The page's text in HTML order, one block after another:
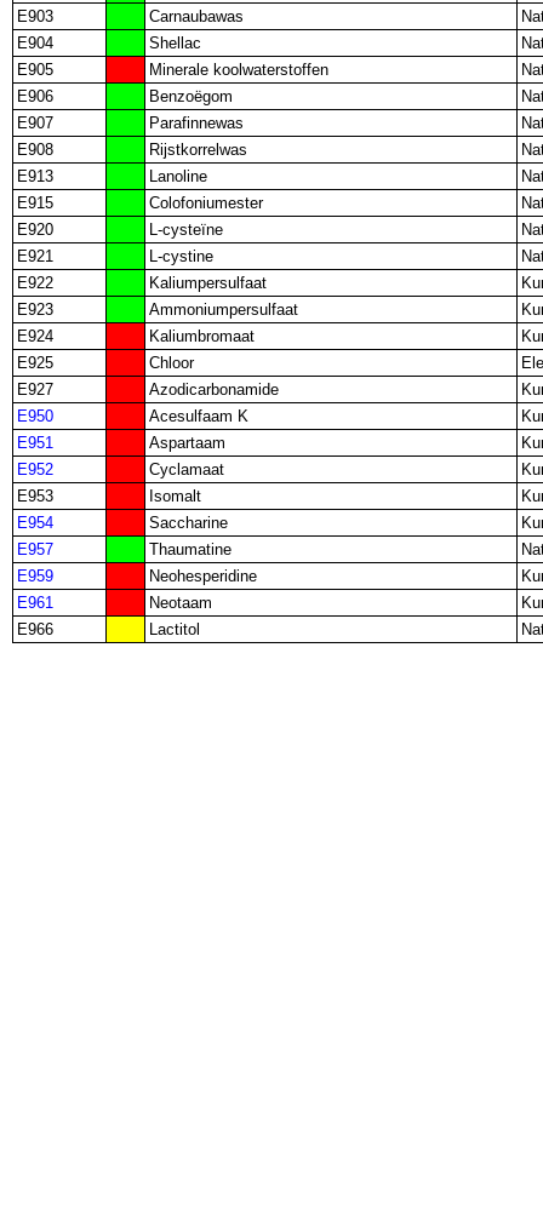
E903
Carnaubawas
E904
Shellac
E905
Minerale koolwaterstoffen
E906
Benzoëgom
E907
Parafinnewas
E908
Rijstkorrelwas
E913
Lanoline
E915
Colofoniumester
E920
L-cysteïne
E921
L-cystine
E922
Kaliumpersulfaat
E923
Ammoniumpersulfaat
E924
Kaliumbromaat
E925
Chloor
E927
Azodicarbonamide
E950
Acesulfaam K
E951
Aspartaam
E952
Cyclamaat
E953
Isomalt
E954
Saccharine
E957
Thaumatine
E959
Neohesperidine
E961
Neotaam
E966
Lactitol